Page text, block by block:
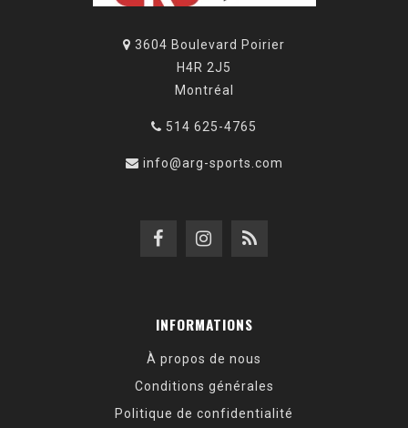
3604 Boulevard Poirier
H4R 2J5
Montréal
514 625-4765
info@arg-sports.com
INFORMATIONS
À propos de nous
Conditions générales
Politique de confidentialité